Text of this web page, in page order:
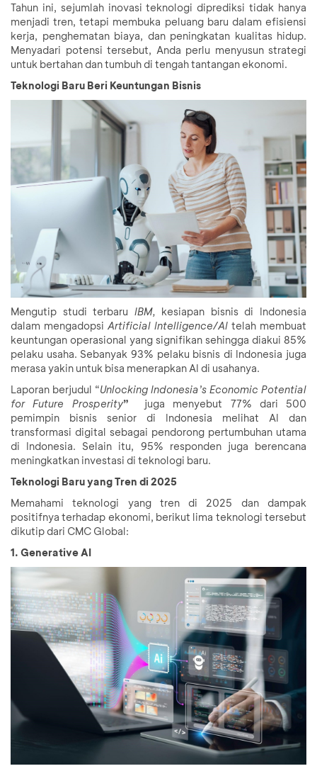
Tahun ini, sejumlah inovasi teknologi diprediksi tidak hanya
menjadi tren, tetapi membuka peluang baru dalam efisiensi
kerja, penghematan biaya, dan peningkatan kualitas hidup.
Menyadari potensi tersebut, Anda perlu menyusun strategi
untuk bertahan dan tumbuh di tengah tantangan ekonomi.
Teknologi Baru Beri Keuntungan Bisnis
Mengutip studi terbaru IBM, kesiapan bisnis di Indonesia
dalam mengadopsi Artificial Intelligence/AI telah membuat
keuntungan operasional yang signifikan sehingga diakui 85%
pelaku usaha. Sebanyak 93% pelaku bisnis di Indonesia juga
merasa yakin untuk bisa menerapkan AI di usahanya.
Laporan berjudul “Unlocking Indonesia’s Economic Potential
for Future Prosperity” juga menyebut 77% dari 500
pemimpin bisnis senior di Indonesia melihat AI dan
transformasi digital sebagai pendorong pertumbuhan utama
di Indonesia. Selain itu, 95% responden juga berencana
meningkatkan investasi di teknologi baru.
Teknologi Baru yang Tren di 2025
Memahami teknologi yang tren di 2025 dan dampak
positifnya terhadap ekonomi, berikut lima teknologi tersebut
dikutip dari CMC Global:
1. Generative AI